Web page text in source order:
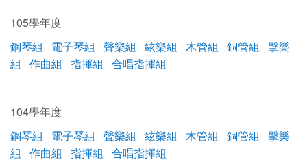
105學年度
鋼琴組
電子琴組 聲樂組 絃樂組 木管組 銅管組
擊樂
組
作曲組 指揮組 合唱指揮組
104學年度
鋼琴組
電子琴組 聲樂組 絃樂組 木管組 銅管組
擊樂
組
作曲組 指揮組 合唱指揮組